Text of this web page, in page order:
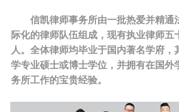
信凯律师事务所由一批热爱并精通
际化的律师队伍组成，现有执业律师五
人。全体律师均毕业于国内著名学府
学专业硕士或博士学位，并拥有在国外
务所工作的宝贵经验。